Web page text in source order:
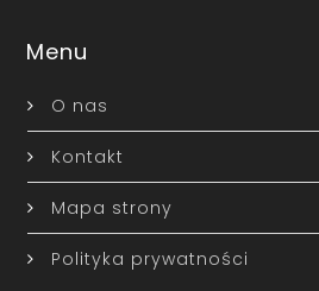
Menu
O nas
Kontakt
Mapa strony
Polityka prywatności